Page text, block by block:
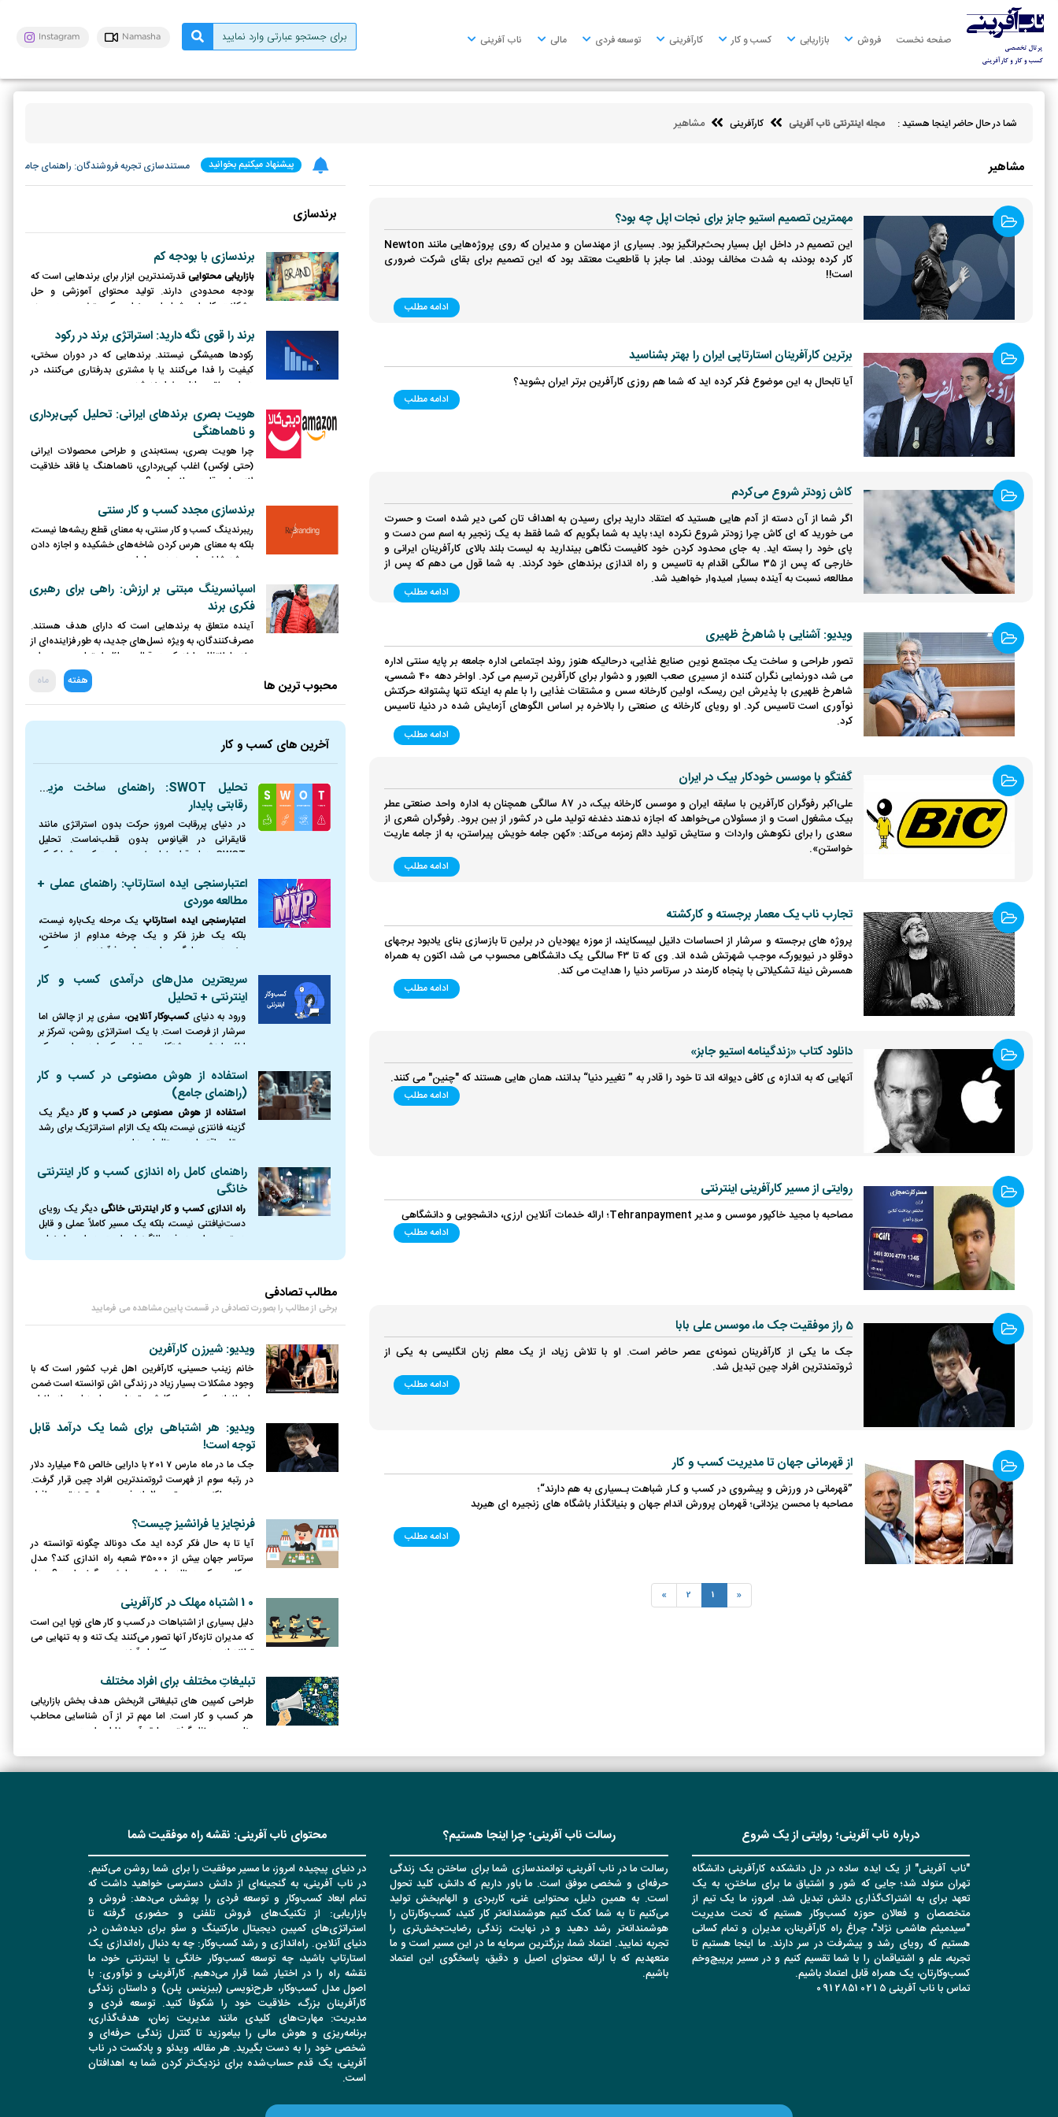
صفحه
نخست
فروش
صفحه نخست فروش بازاریابی کسب و کار کارآفرینی توسعه فردی مالی ناب آفرینی Instagram Namasha
شما در حال حاضر اینجا هستید : مجله اینترنتی ناب آفرینی کارآفرینی مشاهیر
مشاهیر
مهمترین تصمیم استیو جابز برای نجات اپل چه بود؟
این تصمیم در داخل اپل بسیار بحث‌برانگیز بود. بسیاری از مهندسان و مدیران که روی پروژه‌هایی مانند Newton
کار کرده بودند، به شدت مخالف بودند. اما جابز با قاطعیت معتقد بود که این تصمیم برای بقای شرکت ضروری
است!!
ادامه مطلب
برترین کارآفرینان استارتاپی ایران را بهتر بشناسید
آیا تابحال به این موضوع فکر کرده اید که شما هم روزی کارآفرین برتر ایران بشوید؟
ادامه مطلب
کاش زودتر شروع می‌کردم
اگر شما از آن دسته از آدم هایی هستید که اعتقاد دارید برای رسیدن به اهداف تان کمی دیر شده است و حسرت
می خورید که ای کاش چرا زودتر شروع نکرده اید؛ باید به شما بگویم که شما فقط به یک زنجیر به اسم سن دست و
پای خود را بسته اید. به جای محدود کردن خود کافیست نگاهی بیندارید به لیست بلند بالای کارآفرینان ایرانی و
خارجی که پس از 35 سالگی اقدام به تاسیس و راه اندازی برندهای خود کردند. به شما قول می دهم که پس از
مطالعه، نسبت به آینده بسیار امیدوار خواهید شد.
ادامه مطلب
ویدیو: آشنایی با شاهرخ ظهیری
تصور طراحی و ساخت یک مجتمع نوین صنایع غذایی، درحالیکه هنوز روند اجتماعی اداره جامعه بر پایه سنتی اداره
می شد، دورنمایی نگران کننده از مسیری صعب العبور و دشوار برای کارآفرین ترسیم می کرد. اواخر دهه 40 شمسی،
شاهرخ ظهیری با پذیرش این ریسک، اولین کارخانه سس و مشتقات غذایی را با علم به اینکه تنها پشتوانه حرکتش
نوآوری است تاسیس کرد. او رویای کارخانه ی صنعتی را بالاخره بر اساس الگوهای آزمایش شده در دنیا، تاسیس
کرد.
ادامه مطلب
گفتگو با موسس خودکار بیک در ایران
علی‌اکبر رفوگران کارآفرین با سابقه ایران و موسس کارخانه بیک، در 87 سالگی همچنان به اداره واحد صنعتی عطر
بیک مشغول است و از مسئولان می‌خواهد که اجازه ندهند دغدغه تولید ملی در کشور از بین برود. رفوگران شعری از
سعدی را برای نکوهش واردات و ستایش تولید دائم زمزمه می‌کند: «کهن جامه خویش پیراستن، به از جامه عاریت
خواستن».
ادامه مطلب
تجارب ناب یک معمار برجسته و کارکشته
پروژه های برجسته و سرشار از احساسات دانیل لیبسکایند، از موزه یهودیان در برلین تا بازسازی بنای یادبود برجهای
دوقلو در نیویورک، موجب شهرتش شده اند. وی که تا ۴۳ سالگی یک دانشگاهی محسوب می شد، اکنون به همراه
همسرش نینا، تشکیلاتی با پنجاه کارمند در سرتاسر دنیا را هدایت می کند.
ادامه مطلب
دانلود کتاب «زندگینامه استیو جابز»
آنهایی که به اندازه ی کافی دیوانه اند تا خود را قادر به ” تغییر دنیا“ بدانند، همان هایی هستند که "چنین" می کنند.
ادامه مطلب
روایتی از مسیر کارآفرینی اینترنتی
مصاحبه با مجید خاکپور موسس و مدیر Tehranpayment؛ ارائه خدمات آنلاین ارزی، دانشجویی و دانشگاهی
ادامه مطلب
5 راز موفقیت جک ما، موسس علی بابا
جک ما یکی از کارآفرینان نمونه‌ی عصر حاضر است. او با تلاش زیاد، از یک معلم زبان انگلیسی به یکی از
ثروتمندترین افراد چین تبدیل شد.
ادامه مطلب
از قهرمانی جهان تا مدیریت کسب و کار
”قهرمانی در ورزش و پیشروی در کسب و کـار شباهت بـسیاری به هم دارند“؛
مصاحبه با محسن یزدانی؛ قهرمان پرورش اندام جهان و بنیانگذار باشگاه های زنجیره ای هیربد
ادامه مطلب
«
1
2
»
پیشنهاد میکنیم بخوانید مستندسازی تجربه فروشندگان: راهنمای جامع
برندسازی
برندسازی با بودجه کم
بازاریابی محتوایی قدرتمندترین ابزار برای برندهایی است که
بودجه محدودی دارند. تولید محتوای آموزشی و حل
مشکلات کاربران، شما را به عنوان یک متخصص در حوزه
برند را قوی نگه دارید: استراتژی برند در رکود
رکودها همیشگی نیستند. برندهایی که در دوران سختی،
کیفیت را فدا می‌کنند یا با مشتری بدرفتاری می‌کنند، در
دوران رونق مجازات خواهند شد.
هویت بصری برندهای ایرانی: تحلیل کپی‌برداری
و ناهماهنگی
چرا هویت بصری، بسته‌بندی و طراحی محصولات ایرانی
(حتی لوکس) اغلب کپی‌برداری، ناهماهنگ یا فاقد خلاقیت
لازم برای رقابت جهانی است؟
برندسازی مجدد کسب و کار سنتی
ریبرندینگ کسب و کار سنتی، به معنای قطع ریشه‌ها نیست،
بلکه به معنای هرس کردن شاخه‌های خشکیده و اجازه دادن
به رشد شاخه‌های جدید و پربار است.
اسپانسرینگ مبتنی بر ارزش: راهی برای رهبری
فکری برند
آینده متعلق به برندهایی است که دارای هدف هستند.
مصرف‌کنندگان، به ویژه نسل‌های جدید، به طور فزاینده‌ای از
برندها انتظار دارند که در قبال مسائل اجتماعی و محیطی
محبوب ترین ها هفته ماه
آخرین های کسب و کار
تحلیل SWOT: راهنمای ساخت مزیت
رقابتی پایدار
در دنیای پررقابت امروز، حرکت بدون استراتژی مانند
قایقرانی در اقیانوس بدون قطب‌نماست. تحلیل
SWOT همان قطب‌نمای ضروری است که به شما کمک
(تهدیدها) دوری کنید،
اعتبارسنجی ایده استارتاپ: راهنمای عملی +
مطالعه موردی
اعتبارسنجی ایده استارتاپ یک مرحله یک‌باره نیست،
بلکه یک طرز فکر و یک چرخه مداوم از ساختن،
سنجیدن و یادگیری است. این فرآیند، مرز بین یک
می‌کند.
سریعترین مدل‌های درآمدی کسب و کار
اینترنتی + تحلیل
ورود به دنیایکسب‌وکار آنلاین، سفری پر از چالش اما
سرشار از فرصت است. با یک استراتژی روشن، تمرکز بر
ارائه ارزش و پشتکار، می‌توان یک ایده را به یک
استفاده از هوش مصنوعی در کسب و کار
(راهنمای جامع)
استفاده از هوش مصنوعی در کسب و کاردیگر یک
گزینه فانتزی نیست، بلکه یک الزام استراتژیک برای رشد
و بقا در اقتصاد دیجیتال امروز است.
راهنمای کامل راه اندازی کسب و کار اینترنتی
خانگی
راه اندازی کسب و کار اینترنتی خانگیدیگر یک رویای
دست‌نیافتنی نیست، بلکه یک مسیر کاملاً عملی و قابل
دسترس برای هر فرد باانگیزه‌ای است. در این راهنمای
مطالب تصادفی
برخی از مطالب را بصورت تصادفی در قسمت پایین مشاهده می فرمایید
ویدیو: شیرزن کارآفرین
خانم زینب حسینی، کارآفرین اهل غرب کشور است که با
وجود مشکلات بسیار زیاد در زندگی اش توانسته است ضمن
راه اندازی کسب و کارش، تعداد بسیار زیادی از بانوان
ویدیو: هر اشتباهی برای شما یک درآمد قابل
توجه است!
جک ما در ماه مارس 2017 با دارایی خالص 45 میلیارد دلار
در رتبه سوم از فهرست ثروتمندترین افراد چین قرار گرفت.
وی هم‌اکنون در رتبه ۲۰ از فهرست ثروتمندترین افراد
فرنچایز یا فرانشیز چیست؟
آیا تا به حال فکر کرده اید مک دونالد چگونه توانسته در
سرتاسر جهان بیش از 35000 شعبه راه اندازی کند؟ مدل
همکاری مک دونالد با شعبه هایش چگونه است؟ مدل
شرکت ها استفاده می شود؟
10 اشتباه مهلک در کارآفرینی
دلیل بسیاری از اشتباهات در کسب و کار های نوپا این است
که مدیران تازه‌کار آنها تصور می‌کنند یک‌ تنه و به‌ تنهایی می‌
توانند از عهده‌ی همه‌ی کارها برآیند.
تبلیغاتِ مختلف برای افراد مختلف
طراحی کمپین های تبلیغاتی اثربخش هدف بخش بازاریابی
هر کسب و کار است. اما مهم تر از آن شناسایی محاطب
مناسب و در نظر گرفتن سلیقه آن مخاطب است.
درباره ناب آفرینی؛ روایتی از یک شروع
"ناب آفرینی" از یک ایده ساده در دل دانشکده کارآفرینی دانشگاه
تهران متولد شد؛ جایی که شور و اشتیاق ما برای ساختن، به یک
تعهد برای به اشتراک‌گذاری دانش تبدیل شد. امروز، ما یک تیم از
متخصصان و فعالان حوزه کسب‌وکار هستیم که تحت مدیریت
"سیدمیثم هاشمی نژاد"، چراغ راه کارآفرینان، مدیران و تمام کسانی
هستیم که رویای رشد و پیشرفت در سر دارند. ما اینجا هستیم تا
تجربه، علم و اشتیاقمان را با شما تقسیم کنیم و در مسیر پرپیچ‌وخم
کسب‌وکارتان، یک همراه قابل اعتماد باشیم.
تماس با ناب آفرینی 09128510215
رسالت ناب آفرینی؛ چرا اینجا هستیم؟
رسالت ما در ناب آفرینی، توانمندسازی شما برای ساختن یک زندگی
حرفه‌ای و شخصی موفق است. ما باور داریم که دانش، کلید تحول
است. به همین دلیل، محتوایی غنی، کاربردی و الهام‌بخش تولید
می‌کنیم تا به شما کمک کنیم هوشمندانه‌تر کار کنید، کسب‌وکارتان را
هوشمندانه‌تر رشد دهید و در نهایت، زندگی رضایت‌بخش‌تری را
تجربه نمایید. اعتماد شما، بزرگترین سرمایه ما در این مسیر است و ما
متعهدیم که با ارائه محتوای اصیل و دقیق، پاسخگوی این اعتماد
باشیم.
محتوای ناب آفرینی: نقشه راه موفقیت شما
در دنیای پیچیده امروز، ما مسیر موفقیت را برای شما روشن می‌کنیم.
در ناب آفرینی، به گنجینه‌ای از دانش دسترسی خواهید داشت که
تمام ابعاد کسب‌وکار و توسعه فردی را پوشش می‌دهد: فروش و
بازاریابی: از تکنیک‌های فروش تلفنی و حضوری گرفته تا
استراتژی‌های کمپین دیجیتال مارکتینگ و سئو برای دیده‌شدن در
دنیای آنلاین. راه‌اندازی و رشد کسب‌وکار: چه به دنبال راه‌اندازی یک
استارتاپ باشید، چه توسعه کسب‌وکار خانگی یا اینترنتی خود، ما
نقشه راه را در اختیار شما قرار می‌دهیم. کارآفرینی و نوآوری: با
اصول مدل کسب‌وکار، طرح‌نویسی (بیزینس پلن) و داستان زندگی
کارآفرینان بزرگ، خلاقیت خود را شکوفا کنید. توسعه فردی و
مدیریت: مهارت‌های کلیدی مانند مدیریت زمان، هدف‌گذاری،
برنامه‌ریزی و هوش مالی را بیاموزید تا کنترل زندگی حرفه‌ای و
شخصی خود را به دست بگیرید. هر مقاله، ویدئو و پادکست در ناب
آفرینی، یک قدم حساب‌شده برای نزدیک‌تر کردن شما به اهدافتان
است.